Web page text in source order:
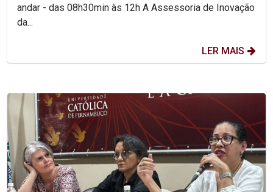
andar - das 08h30min às 12h A Assessoria de Inovação
da...
LER MAIS